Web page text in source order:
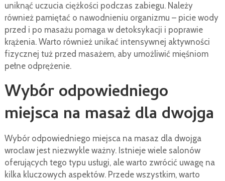
uniknąć uczucia ciężkości podczas zabiegu. Należy
również pamiętać o nawodnieniu organizmu – picie wody
przed i po masażu pomaga w detoksykacji i poprawie
krążenia. Warto również unikać intensywnej aktywności
fizycznej tuż przed masażem, aby umożliwić mięśniom
pełne odprężenie.
Wybór odpowiedniego
miejsca na masaż dla dwojga
Wybór odpowiedniego miejsca na masaz dla dwojga
wroclaw jest niezwykle ważny. Istnieje wiele salonów
oferujących tego typu usługi, ale warto zwrócić uwagę na
kilka kluczowych aspektów. Przede wszystkim, warto